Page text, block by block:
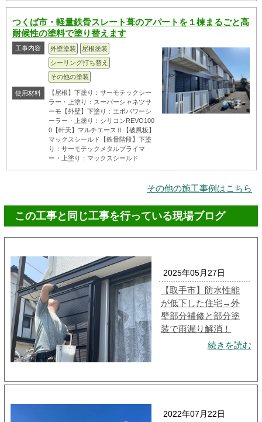
つくば市・軽量鉄骨スレート葺のアパートを１棟まるごと高
耐候性の塗料で塗り替えます
工事内容 外壁塗装
屋根塗装
シーリング打ち替え
その他の塗装
使用材料
【屋根】下塗り：サーモテックシー
ラー・上塗り：スーパーシャネツサ
ーモ【外壁】下塗り：エポパワーシ
ーラー・上塗り：シリコンREVO100
0【軒天】マルチエースⅡ【破風板】
マックスシールド【鉄骨階段】下塗
り：サーモテックメタルプライマ
ー・上塗り：マックスシールド
その他の施工事例はこちら
この工事と同じ工事を行っている現場ブログ
2025年05月27日
【取手市】防水性能
が低下した住宅→外
壁部分補修と部分塗
装で雨漏り解消！
続きを読む
2022年07月22日